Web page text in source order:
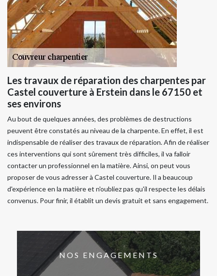
Les travaux de réparation des charpentes par
Castel couverture à Erstein dans le 67150 et
ses environs
Au bout de quelques années, des problèmes de destructions
peuvent être constatés au niveau de la charpente. En effet, il est
indispensable de réaliser des travaux de réparation. Afin de réaliser
ces interventions qui sont sûrement très difficiles, il va falloir
contacter un professionnel en la matière. Ainsi, on peut vous
proposer de vous adresser à Castel couverture. Il a beaucoup
d'expérience en la matière et n'oubliez pas qu'il respecte les délais
convenus. Pour finir, il établit un devis gratuit et sans engagement.
NOS ENGAGEMENTS